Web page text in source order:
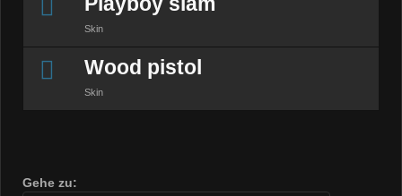
Skin
Wood pistol
Skin
Gehe zu: